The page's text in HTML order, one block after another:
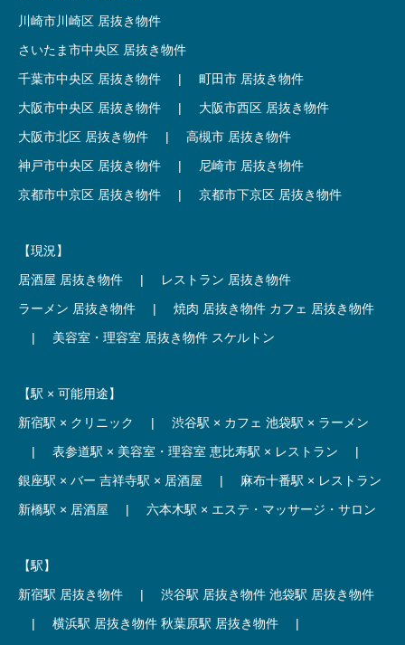
川崎市川崎区 居抜き物件
さいたま市中央区 居抜き物件
千葉市中央区 居抜き物件
|
町田市 居抜き物件
大阪市中央区 居抜き物件
|
大阪市西区 居抜き物件
大阪市北区 居抜き物件
|
高槻市 居抜き物件
神戸市中央区 居抜き物件
|
尼崎市 居抜き物件
京都市中京区 居抜き物件
| 京都市下京区 居抜き物件
【現況】
居酒屋 居抜き物件
|
レストラン 居抜き物件
ラーメン 居抜き物件
| 焼肉 居抜き物件 カフェ 居抜き物件
|
美容室・理容室 居抜き物件 スケルトン
【駅 × 可能用途】
新宿駅 × クリニック
| 渋谷駅 × カフェ 池袋駅 × ラーメン
|
表参道駅 × 美容室・理容室 恵比寿駅 × レストラン
|
銀座駅 × バー 吉祥寺駅 × 居酒屋 |
麻布十番駅 × レストラン
新橋駅 × 居酒屋
| 六本木駅 × エステ・マッサージ・サロン
【駅】
新宿駅 居抜き物件
| 渋谷駅 居抜き物件 池袋駅 居抜き物件
|
横浜駅 居抜き物件 秋葉原駅 居抜き物件
|